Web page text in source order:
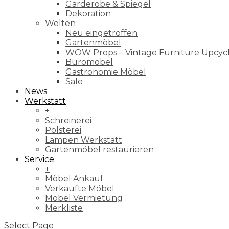
Garderobe & Spiegel
Dekoration
Welten
Neu eingetroffen
Gartenmöbel
WOW Props – Vintage Furniture
Büromöbel
Gastronomie Möbel
Sale
News
Werkstatt
+
Schreinerei
Polsterei
Lampen Werkstatt
Gartenmöbel restaurieren
Service
+
Möbel Ankauf
Verkaufte Möbel
Möbel Vermietung
Merkliste
Select Page